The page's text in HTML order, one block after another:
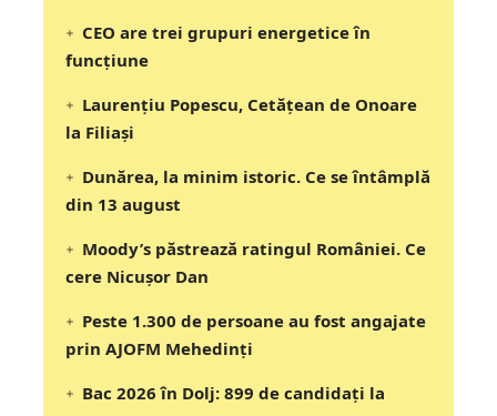
CEO are trei grupuri energetice în
funcțiune
Laurențiu Popescu, Cetățean de Onoare
la Filiași
Dunărea, la minim istoric. Ce se întâmplă
din 13 august
Moody’s păstrează ratingul României. Ce
cere Nicușor Dan
Peste 1.300 de persoane au fost angajate
prin AJOFM Mehedinți
Bac 2026 în Dolj: 899 de candidați la